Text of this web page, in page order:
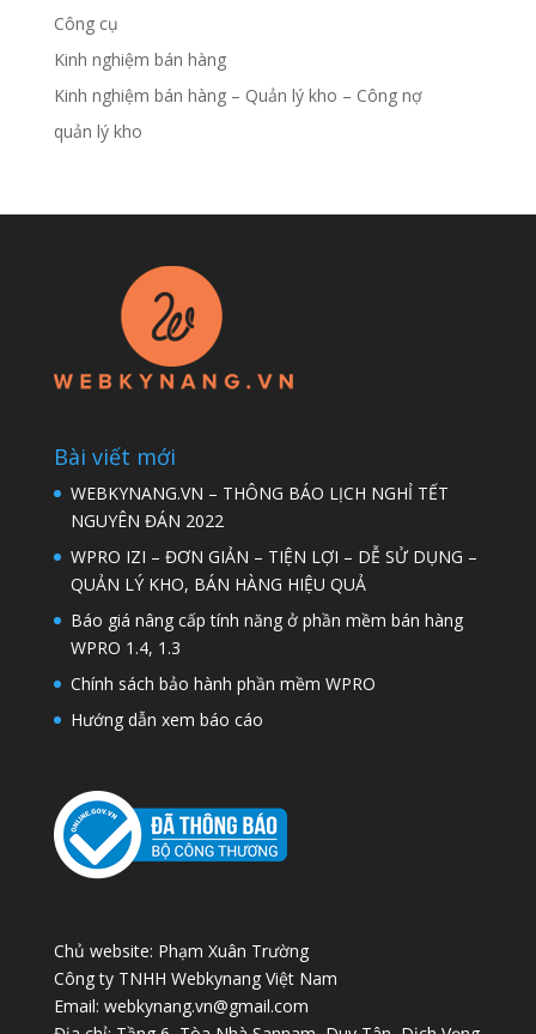
Công cụ
Kinh nghiệm bán hàng
Kinh nghiệm bán hàng – Quản lý kho – Công nợ
quản lý kho
Bài viết mới
WEBKYNANG.VN – THÔNG BÁO LỊCH NGHỈ TẾT
NGUYÊN ĐÁN 2022
WPRO IZI – ĐƠN GIẢN – TIỆN LỢI – DỄ SỬ DỤNG –
QUẢN LÝ KHO, BÁN HÀNG HIỆU QUẢ
Báo giá nâng cấp tính năng ở phần mềm bán hàng
WPRO 1.4, 1.3
Chính sách bảo hành phần mềm WPRO
Hướng dẫn xem báo cáo
Chủ website: Phạm Xuân Trường
Công ty TNHH Webkynang Việt Nam
Email: webkynang.vn@gmail.com